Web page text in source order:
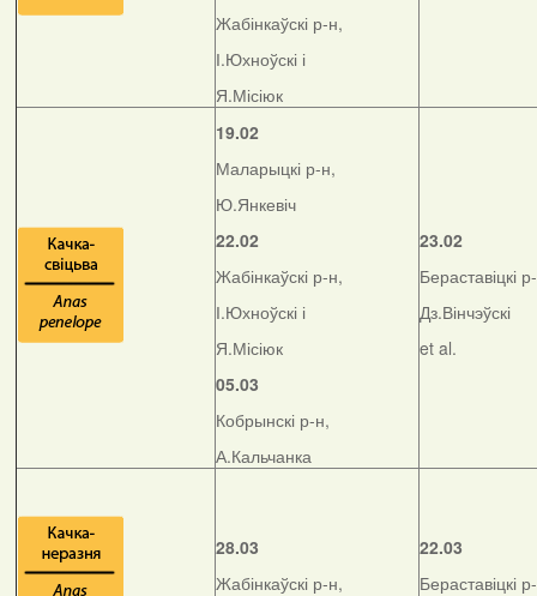
Жабінкаўскі р-н,
І.Юхноўскі і
Я.Місіюк
19.02
Маларыцкі р-н,
Ю.Янкевіч
22.02
Жабінкаўскі р-н,
І.Юхноўскі і
Я.Місіюк
05.03
Кобрынскі р-н,
А.Кальчанка
23.02
Бераставіцкі
Дз.Вінчэўскі
et al.
28.03
Жабінкаўскі р-н,
22.03
Бераставіцкі